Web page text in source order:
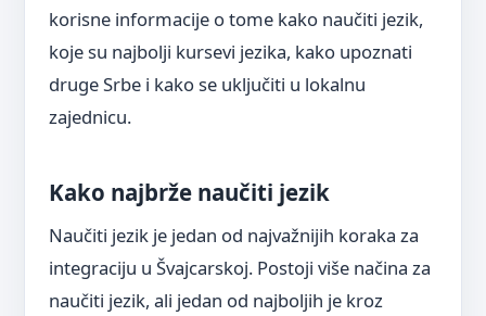
korisne informacije o tome kako naučiti jezik,
koje su najbolji kursevi jezika, kako upoznati
druge Srbe i kako se uključiti u lokalnu
zajednicu.
Kako najbrže naučiti jezik
Naučiti jezik je jedan od najvažnijih koraka za
integraciju u Švajcarskoj. Postoji više načina za
naučiti jezik, ali jedan od najboljih je kroz